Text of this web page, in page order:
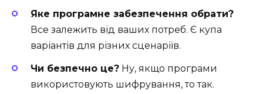
Яке програмне забезпечення обрати?
Все залежить від ваших потреб. Є купа
варіантів для різних сценаріїв.
Чи безпечно це? Ну, якщо програми
використовують шифрування, то так.